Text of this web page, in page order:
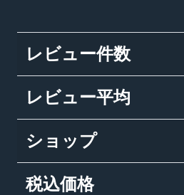
レビュー件数
レビュー平均
ショップ
税込価格